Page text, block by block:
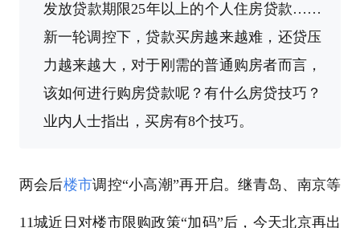
发放贷款期限25年以上的个人住房贷款……
新一轮调控下，贷款买房越来越难，还贷压
力越来越大，对于刚需的普通购房者而言，
该如何进行购房贷款呢？有什么房贷技巧？
业内人士指出，买房有8个技巧。
两会后楼市调控“小高潮”再开启。继青岛、南京等
11城近日对楼市限购政策“加码”后，今天北京再出